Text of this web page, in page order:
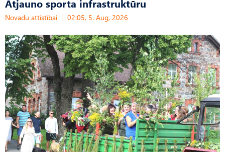
Atjauno sporta infrastruktūru
Novadu attīstībai 02:05, 5. Aug, 2026